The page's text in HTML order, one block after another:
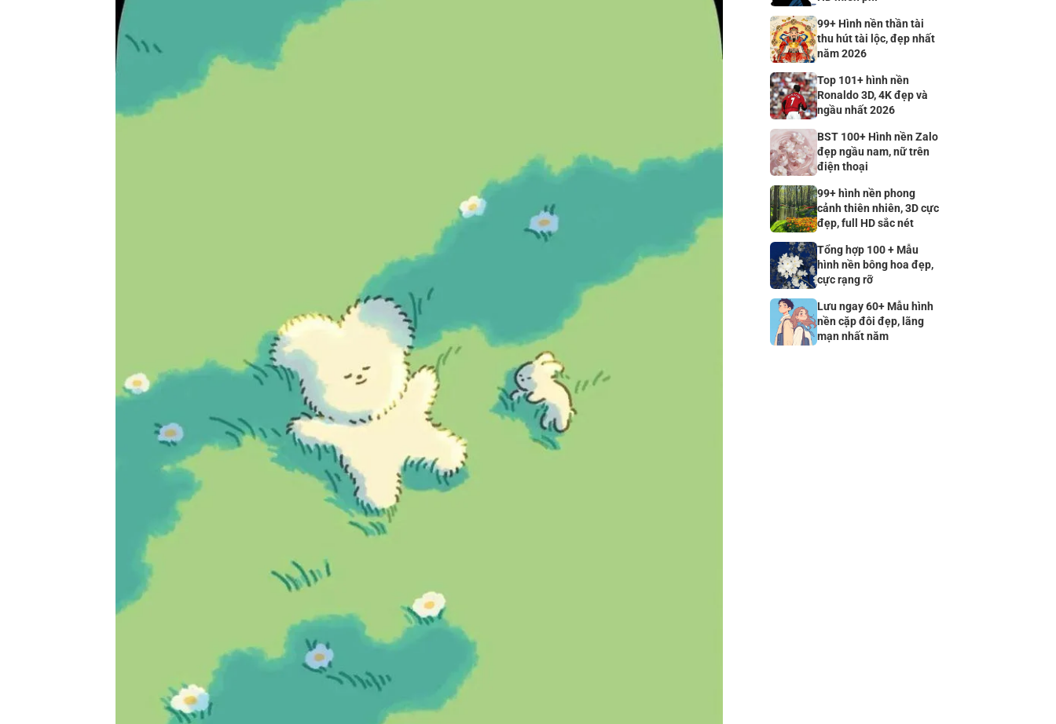
99+ Hình nền thần tài
thu hút tài lộc, đẹp nhất
năm 2026
Top 101+ hình nền
Ronaldo 3D, 4K đẹp và
ngầu nhất 2026
BST 100+ Hình nền Zalo
đẹp ngầu nam, nữ trên
điện thoại
99+ hình nền phong
cảnh thiên nhiên, 3D cực
đẹp, full HD sắc nét
Tổng hợp 100 + Mẫu
hình nền bông hoa đẹp,
cực rạng rỡ
Lưu ngay 60+ Mẫu hình
nền cặp đôi đẹp, lãng
mạn nhất năm